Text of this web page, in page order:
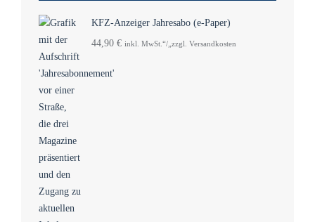
KFZ-Anzeiger Jahresabo (e-Paper)
44,90 € inkl. MwSt.“/„zzgl. Versandkosten